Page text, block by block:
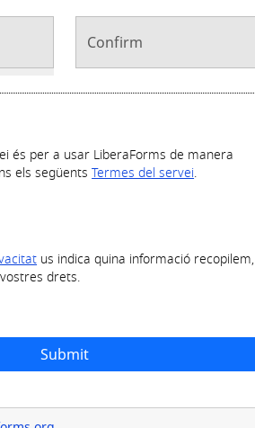
Confirm
és per a usar LiberaForms de manera
els següentsTermes del servei
us indica quina informació recopilem,
drets.
Submit